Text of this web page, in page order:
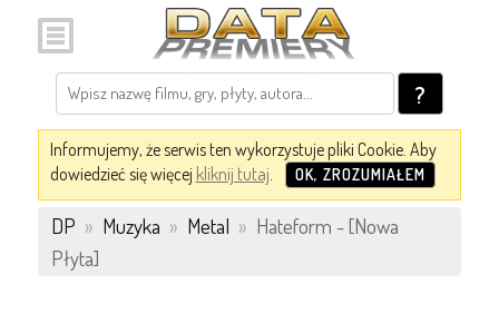
?
Informujemy, że serwis ten wykorzystuje pliki Cookie. Aby
dowiedzieć się więcej kliknij tutaj. OK, ZROZUMIAŁEM
DP » Muzyka » Metal » Hateform - [Nowa
Płyta]